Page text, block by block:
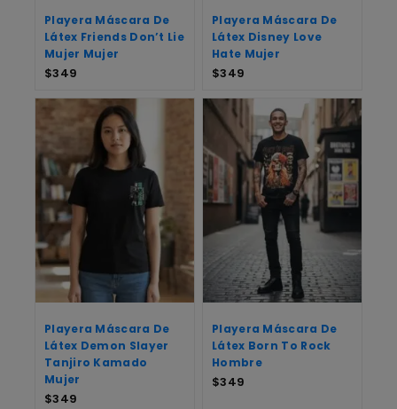
Playera Máscara De
Látex Friends Don’t Lie
Mujer Mujer
$349
Playera Máscara De
Látex Disney Love
Hate Mujer
$349
Playera Máscara De
Látex Demon Slayer
Tanjiro Kamado
Mujer
$349
Playera Máscara De
Látex Born To Rock
Hombre
$349